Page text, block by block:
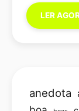
LER
anedota